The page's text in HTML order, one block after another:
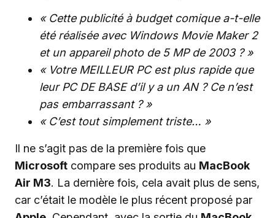
« Cette publicité à budget comique a-t-elle
été réalisée avec Windows Movie Maker 2
et un appareil photo de 5 MP de 2003 ? »
« Votre MEILLEUR PC est plus rapide que
leur PC DE BASE d’il y a un AN ? Ce n’est
pas embarrassant ? »
« C’est tout simplement triste… »
Il ne s’agit pas de la première fois que
Microsoft compare ses produits au MacBook
Air M3. La dernière fois, cela avait plus de sens,
car c’était le modèle le plus récent proposé par